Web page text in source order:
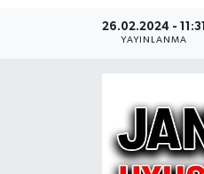
26.02.2024 - 11:31
YAYINLANMA
Ekonomi